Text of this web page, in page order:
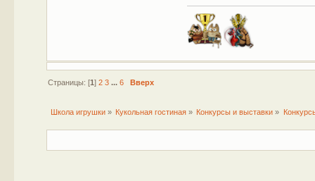
Страницы: [1 ] 2 3 ... 6 Вверх
Школа игрушки» Кукольная гостиная » Конкурсы и выставки »